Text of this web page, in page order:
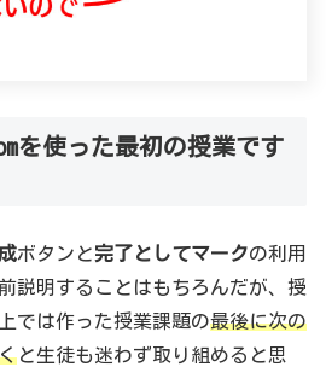
を使った最初の授業です
ボタンと完了としてマークの利用
説明することはもちろんだが、授
では作った授業課題の最後に次の
と生徒も迷わず取り組めると思